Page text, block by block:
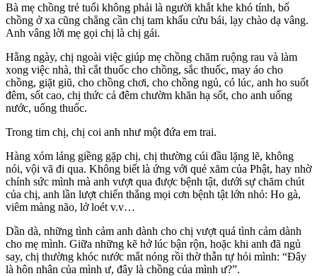
Bà mẹ chồng trẻ tuổi không phải là người khắt khe khó tính, bố
chồng ở xa cũng chẳng cần chị tam khấu cửu bái, lạy chào dạ vâng.
Anh vâng lời mẹ gọi chị là chị gái.
Hằng ngày, chị ngoài việc giúp mẹ chồng chăm ruộng rau và làm
xong việc nhà, thì cắt thuốc cho chồng, sắc thuốc, may áo cho
chồng, giặt giũ, cho chồng chơi, cho chồng ngủ, có lúc, anh ho suốt
đêm, sốt cao, chị thức cả đêm chườm khăn hạ sốt, cho anh uống
nước, uống thuốc.
Trong tim chị, chị coi anh như một đứa em trai.
Hàng xóm láng giềng gặp chị, chị thường cúi đầu lặng lẽ, không
nói, vội vã đi qua. Không biết là ứng với quẻ xăm của Phật, hay nhờ
chính sức mình mà anh vượt qua được bệnh tật, dưới sự chăm chút
của chị, anh lần lượt chiến thắng mọi cơn bệnh tật lớn nhỏ: Ho gà,
viêm màng não, lở loét v.v…
Dần dà, những tình cảm anh dành cho chị vượt quá tình cảm dành
cho mẹ mình. Giữa những kẽ hở lúc bận rộn, hoặc khi anh đã ngủ
say, chị thường khóc nước mắt nóng rồi thờ thẫn tự hỏi mình: “Đây
là hôn nhân của mình ư, đây là chồng của mình ư?”.